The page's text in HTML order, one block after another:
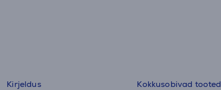
Kirjeldus Kokkusobivad tooted